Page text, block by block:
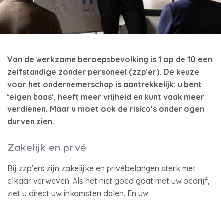
Van de werkzame beroepsbevolking is 1 op de 10 een
zelfstandige zonder personeel (zzp’er). De keuze
voor het ondernemerschap is aantrekkelijk: u bent
‘eigen baas’, heeft meer vrijheid en kunt vaak meer
verdienen. Maar u moet ook de risico’s onder ogen
durven zien.
Zakelijk en privé
Bij zzp’ers zijn zakelijke en privébelangen sterk met
elkaar verweven. Als het niet goed gaat met uw bedrijf,
ziet u direct uw inkomsten dalen. En uw